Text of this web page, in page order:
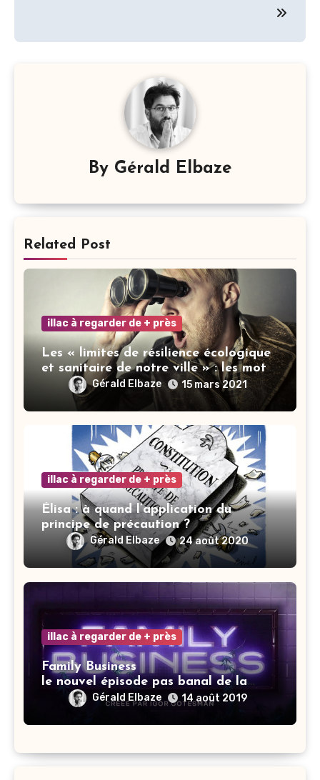
By Gérald Elbaze
Related Post
illac à regarder de + près
Les « limites de résilience écologique
et sanitaire de notre ville » : les mots
ne font pas la vertu
Gérald Elbaze 15 mars 2021
illac à regarder de + près
Élisa : à quand l’application du
principe de précaution ?
Gérald Elbaze 24 août 2020
illac à regarder de + près
Family Business
le nouvel épisode pas banal de la
saga Elisa.Gérald Elbaze 14 août 2019